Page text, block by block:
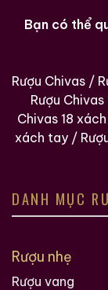
700ml /
Bạn có thể
Rượu Chivas /
Rượu
Chivas 18
xách tay /
DANH MỤC
Rượu nhẹ
Rượu vang